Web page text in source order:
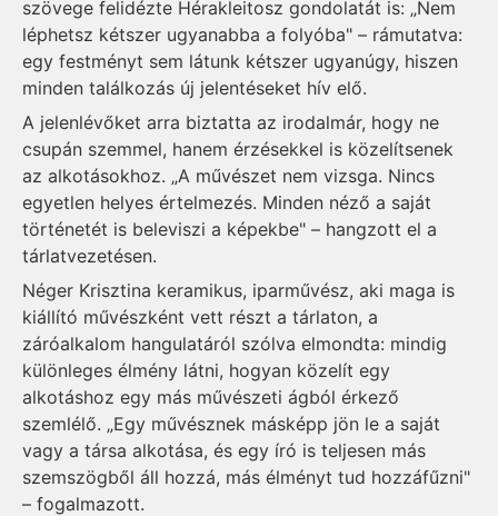
szövege felidézte Hérakleitosz gondolatát is: „Nem
léphetsz kétszer ugyanabba a folyóba" – rámutatva:
egy festményt sem látunk kétszer ugyanúgy, hiszen
minden találkozás új jelentéseket hív elő.
A jelenlévőket arra biztatta az irodalmár, hogy ne
csupán szemmel, hanem érzésekkel is közelítsenek
az alkotásokhoz. „A művészet nem vizsga. Nincs
egyetlen helyes értelmezés. Minden néző a saját
történetét is beleviszi a képekbe" – hangzott el a
tárlatvezetésen.
Néger Krisztina keramikus, iparművész, aki maga is
kiállító művészként vett részt a tárlaton, a
záróalkalom hangulatáról szólva elmondta: mindig
különleges élmény látni, hogyan közelít egy
alkotáshoz egy más művészeti ágból érkező
szemlélő. „Egy művésznek másképp jön le a saját
vagy a társa alkotása, és egy író is teljesen más
szemszögből áll hozzá, más élményt tud hozzáfűzni"
– fogalmazott.